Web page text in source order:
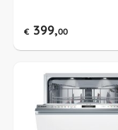
€ 399,00